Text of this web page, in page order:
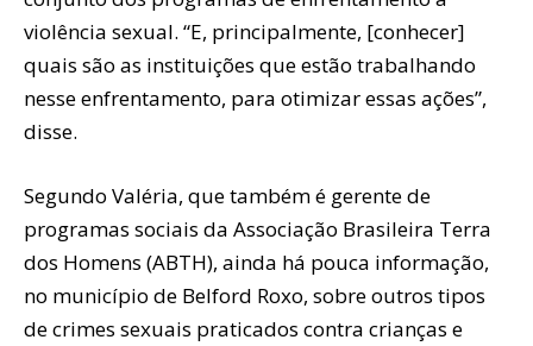
violência sexual. “E, principalmente, [conhecer]
quais são as instituições que estão trabalhando
nesse enfrentamento, para otimizar essas ações”,
disse.
Segundo Valéria, que também é gerente de
programas sociais da Associação Brasileira Terra
dos Homens (ABTH), ainda há pouca informação,
no município de Belford Roxo, sobre outros tipos
de crimes sexuais praticados contra crianças e